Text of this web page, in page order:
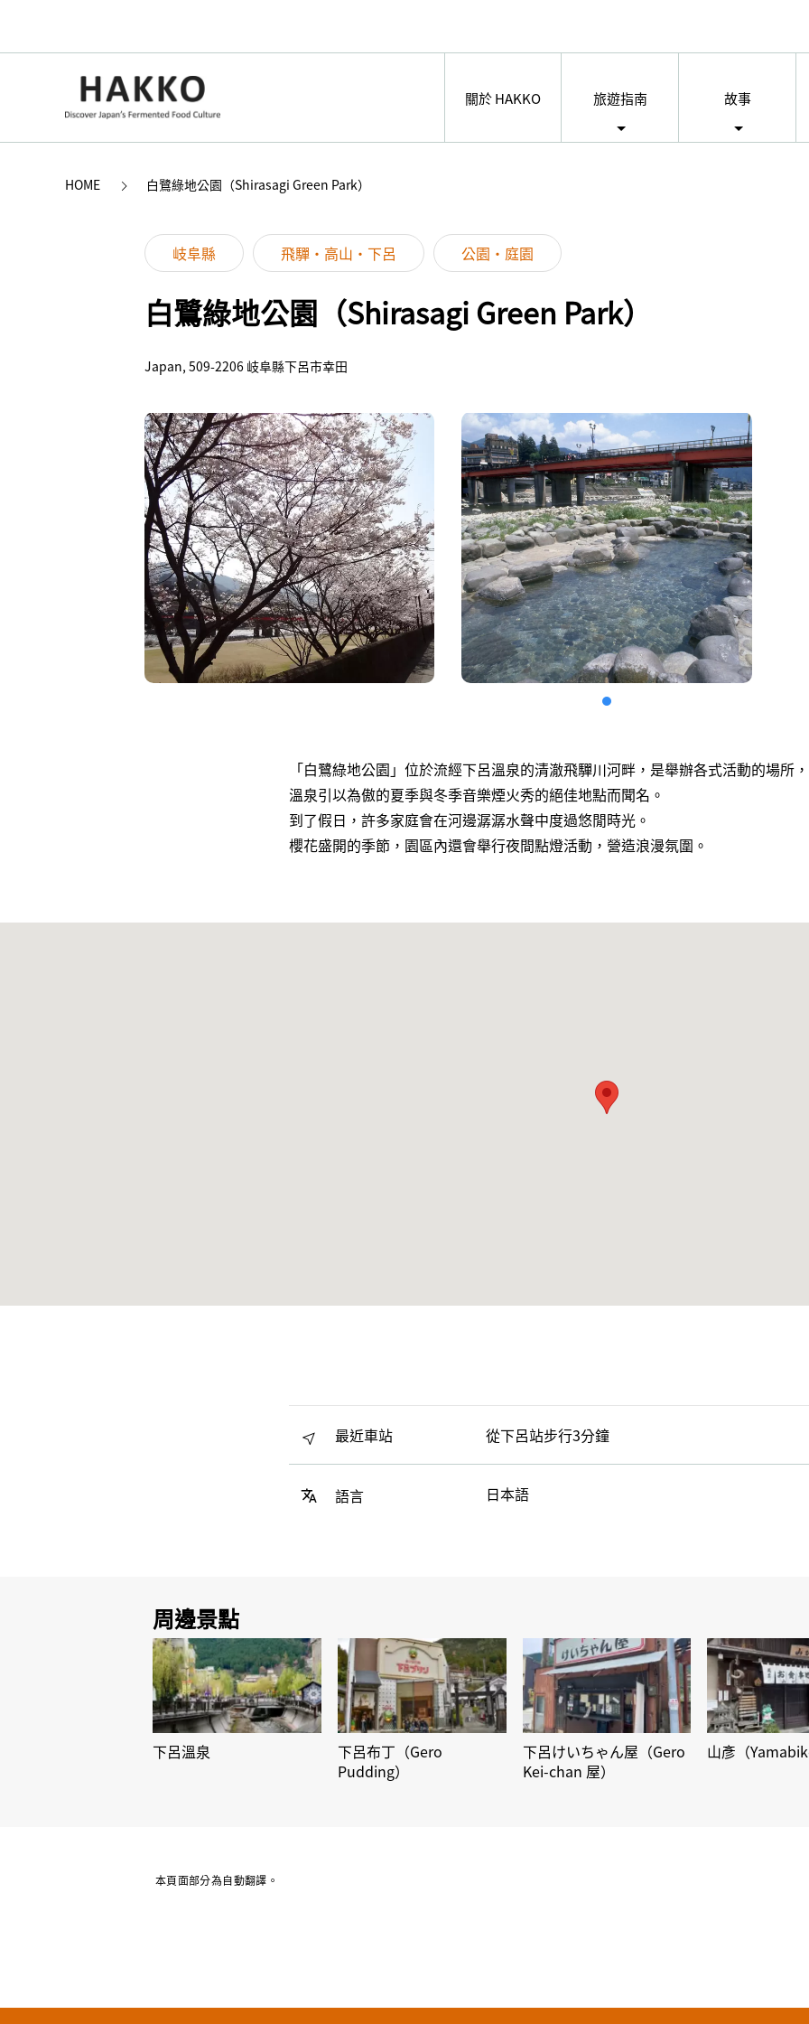
關於 HAKKO 旅遊指南 故事
HOME 白鷺綠地公園（Shirasagi Green Park）
岐阜縣 飛驒・高山・下呂 公園・庭園
白鷺綠地公園（Shirasagi Green Park）
Japan, 509-2206 岐阜縣下呂市幸田
「白鷺綠地公園」位於流經下呂溫泉的清澈飛驒川河畔，是舉辦各式活動的場所
溫泉引以為傲的夏季與冬季音樂煙火秀的絕佳地點而聞名。
到了假日，許多家庭會在河邊潺潺水聲中度過悠閒時光。
櫻花盛開的季節，園區內還會舉行夜間點燈活動，營造浪漫氛圍。
最近車站 從下呂站步行3分鐘
語言 日本語
周邊景點
下呂溫泉
下呂布丁（Gero
Pudding）
下呂けいちゃん屋（Gero
Kei-chan 屋）
山彥（
本頁面部分為自動翻譯。